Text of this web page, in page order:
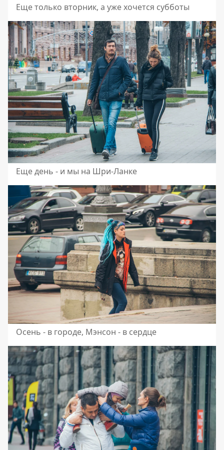
Еще только вторник, а уже хочется субботы
Еще день - и мы на Шри-Ланке
Осень - в городе, Мэнсон - в сердце